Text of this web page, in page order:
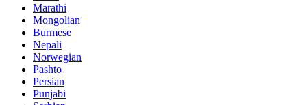
Marathi
Mongolian
Burmese
Nepali
Norwegian
Pashto
Persian
Punjabi